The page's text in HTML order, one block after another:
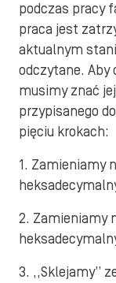
podczas pracy
praca jest
aktualnym
odczytane. Aby
musimy znać
przypisanego
pięciu krokach:
1. Zamieniamy
2. Zamieniamy
3. ,,Sklejamy”